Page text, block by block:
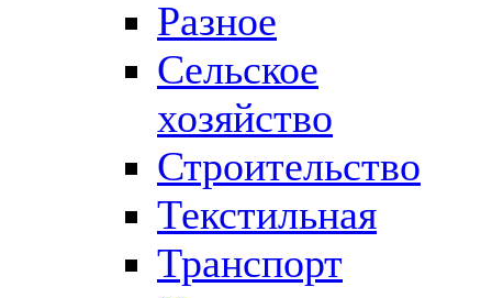
Разное
Сельское
хозяйство
Строительство
Текстильная
Транспорт